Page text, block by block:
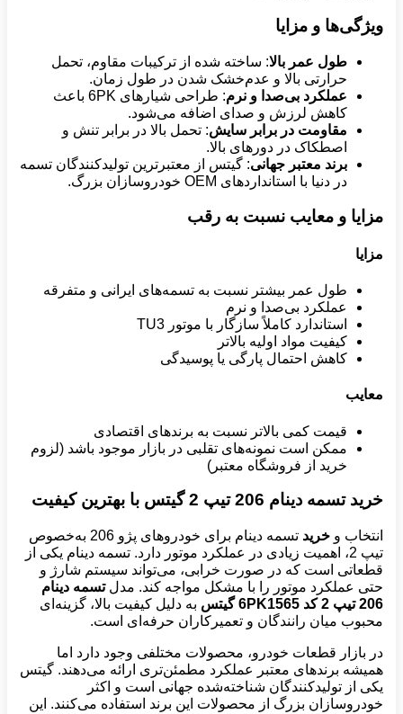
ویژگی‌ها و مزایا
طول عمر بالا: ساخته شده از ترکیبات مقاوم، تحمل
حرارتی بالا و عدم‌خشک شدن در طول زمان.
عملکرد بی‌صدا و نرم
: طراحی شیارهای 6PK باعث
کاهش لرزش و صدای اضافه می‌شود.
مقاومت در برابر سایش: تحمل بالا در برابر تنش و
اصطکاک در دورهای بالا.
برند معتبر جهانی: گیتس از معتبرترین تولیدکنندگان تسمه
در دنیا با استانداردهای OEM خودروسازان بزرگ.
مزایا و معایب نسبت به رقب
مزایا
طول عمر بیشتر نسبت به تسمه‌های ایرانی و متفرقه
عملکرد بی‌صدا و نرم
استاندارد کاملاً سازگار با موتور TU3
کیفیت مواد اولیه بالاتر
کاهش احتمال پارگی یا پوسیدگی
معایب
قیمت کمی بالاتر نسبت به برندهای اقتصادی
ممکن است نمونه‌های تقلبی در بازار موجود باشد (لزوم
خرید از فروشگاه معتبر)
خرید تسمه دینام 206 تیپ 2 گیتس با بهترین کیفیت
انتخاب و خرید
تسمه دینام برای خودروهای پژو 206 به‌خصوص
تیپ 2، اهمیت زیادی در عملکرد موتور دارد. تسمه دینام یکی از
قطعاتی است که در صورت خرابی، می‌تواند سیستم شارژ و
حتی عملکرد موتور را با مشکل مواجه کند. مدلتسمه دینام
206 تیپ 2 کد 6
PK1565 گیتس
به دلیل کیفیت بالا، گزینه‌ای
محبوب میان رانندگان و تعمیرکاران حرفه‌ای است.
در بازار قطعات خودرو، محصولات مختلفی وجود دارد اما
همیشه برندهای معتبر عملکرد مطمئن‌تری ارائه می‌دهند. گیتس
یکی از تولیدکنندگان شناخته‌شده جهانی است و اکثر
خودروسازان بزرگ از محصولات این برند استفاده می‌کنند. این